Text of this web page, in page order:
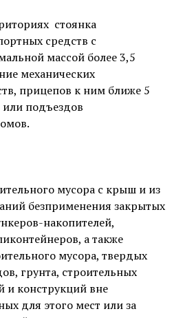
стоянка
средств с
массой более 3,5
механических
прицепов к ним ближе 5
или подъездов
мусора с крыш и из
безприменения закрытых
накопителей,
а также
мусора, твердых
грунта, строительных
и конструкций вне
для этого мест или за